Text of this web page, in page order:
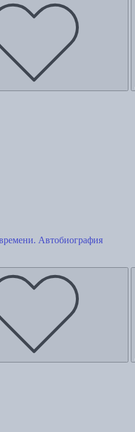
Автобиография